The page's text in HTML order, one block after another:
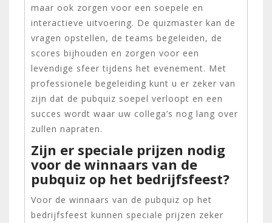
maar ook zorgen voor een soepele en
interactieve uitvoering. De quizmaster kan de
vragen opstellen, de teams begeleiden, de
scores bijhouden en zorgen voor een
levendige sfeer tijdens het evenement. Met
professionele begeleiding kunt u er zeker van
zijn dat de pubquiz soepel verloopt en een
succes wordt waar uw collega’s nog lang over
zullen napraten.
Zijn er speciale prijzen nodig
voor de winnaars van de
pubquiz op het bedrijfsfeest?
Voor de winnaars van de pubquiz op het
bedrijfsfeest kunnen speciale prijzen zeker